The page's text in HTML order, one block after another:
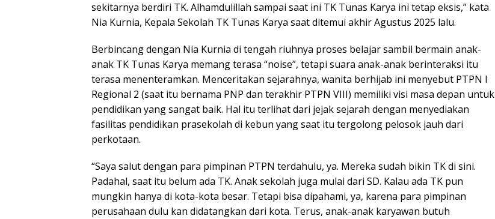
sekitarnya berdiri TK. Alhamdulillah sampai saat ini TK Tunas Karya ini tetap eksis,” kata
Nia Kurnia, Kepala Sekolah TK Tunas Karya saat ditemui akhir Agustus 2025 lalu.
Berbincang dengan Nia Kurnia di tengah riuhnya proses belajar sambil bermain anak-
anak TK Tunas Karya memang terasa “noise”, tetapi suara anak-anak berinteraksi itu
terasa menenteramkan. Menceritakan sejarahnya, wanita berhijab ini menyebut PTPN I
Regional 2 (saat itu bernama PNP dan terakhir PTPN VIII) memiliki visi masa depan untuk
pendidikan yang sangat baik. Hal itu terlihat dari jejak sejarah dengan menyediakan
fasilitas pendidikan prasekolah di kebun yang saat itu tergolong pelosok jauh dari
perkotaan.
“Saya salut dengan para pimpinan PTPN terdahulu, ya. Mereka sudah bikin TK di sini.
Padahal, saat itu belum ada TK. Anak sekolah juga mulai dari SD. Kalau ada TK pun
mungkin hanya di kota-kota besar. Tetapi bisa dipahami, ya, karena para pimpinan
perusahaan dulu kan didatangkan dari kota. Terus, anak-anak karyawan butuh